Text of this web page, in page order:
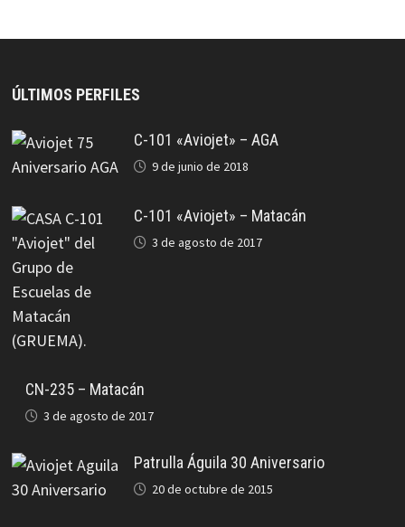
ÚLTIMOS PERFILES
C-101 «Aviojet» – AGA
9 de junio de 2018
C-101 «Aviojet» – Matacán
3 de agosto de 2017
CN-235 – Matacán
3 de agosto de 2017
Patrulla Águila 30 Aniversario
20 de octubre de 2015